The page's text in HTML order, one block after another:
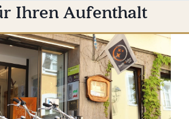
Ihren Aufenthalt